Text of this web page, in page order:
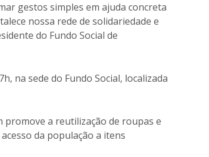
gestos simples em ajuda concreta
nossa rede de solidariedade e
do Fundo Social de
na sede do Fundo Social, localizada
promove a reutilização de roupas e
da população a itens